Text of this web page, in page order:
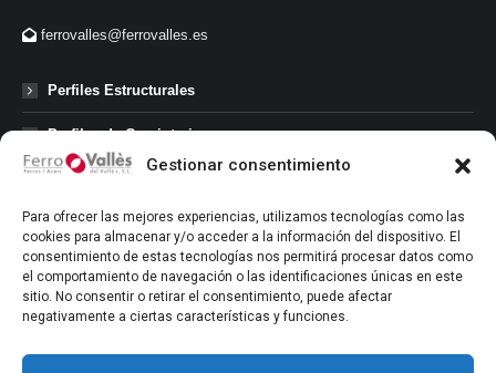
Gestionar consentimiento
Para ofrecer las mejores experiencias, utilizamos tecnologías como las
cookies para almacenar y/o acceder a la información del dispositivo. El
consentimiento de estas tecnologías nos permitirá procesar datos como
el comportamiento de navegación o las identificaciones únicas en este
sitio. No consentir o retirar el consentimiento, puede afectar
negativamente a ciertas características y funciones.
ferrovalles@ferrovalles.es
Perfiles Estructurales
Perfiles de Carpinteria
Perfiles Comerciales
Perfiles Abiertos
Redondo Corrugado
Tubos